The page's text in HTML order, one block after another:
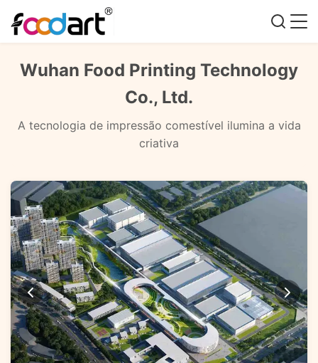
Wuhan Food Printing Technology
Co., Ltd.
A tecnologia de impressão comestível ilumina a vida
criativa